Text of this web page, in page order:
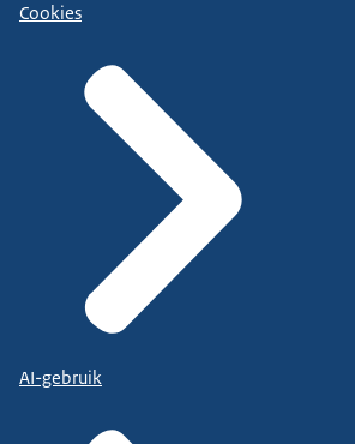
Cookies
AI-gebruik